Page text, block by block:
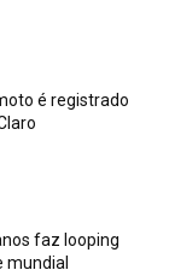
é registrado
faz looping
mundial